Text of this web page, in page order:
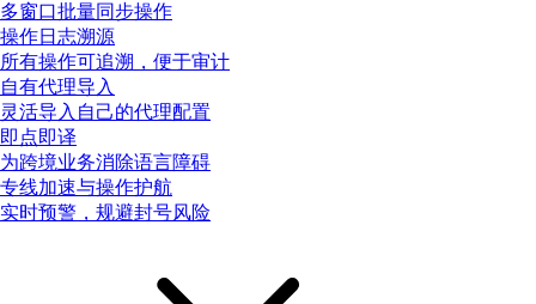
多窗口批量同步操作
操作日志溯源
所有操作可追溯，便于审计
自有代理导入
灵活导入自己的代理配置
即点即译
为跨境业务消除语言障碍
专线加速与操作护航
实时预警，规避封号风险